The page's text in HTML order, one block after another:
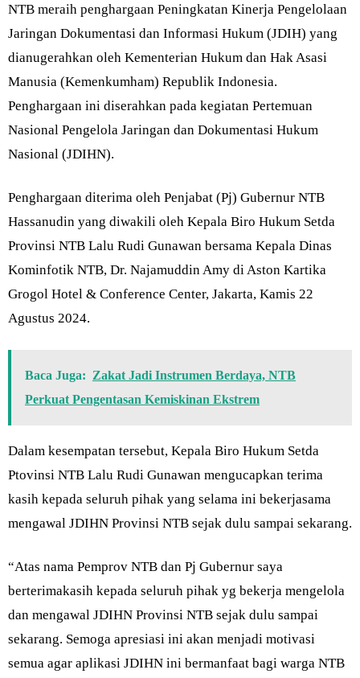
NTB meraih penghargaan Peningkatan Kinerja Pengelolaan
Jaringan Dokumentasi dan Informasi Hukum (JDIH) yang
dianugerahkan oleh Kementerian Hukum dan Hak Asasi
Manusia (Kemenkumham) Republik Indonesia.
Penghargaan ini diserahkan pada kegiatan Pertemuan
Nasional Pengelola Jaringan dan Dokumentasi Hukum
Nasional (JDIHN).
Penghargaan diterima oleh Penjabat (Pj) Gubernur NTB
Hassanudin yang diwakili oleh Kepala Biro Hukum Setda
Provinsi NTB Lalu Rudi Gunawan bersama Kepala Dinas
Kominfotik NTB, Dr. Najamuddin Amy di Aston Kartika
Grogol Hotel & Conference Center, Jakarta, Kamis 22
Agustus 2024.
Baca Juga: Zakat Jadi Instrumen Berdaya, NTB
Perkuat Pengentasan Kemiskinan Ekstrem
Dalam kesempatan tersebut, Kepala Biro Hukum Setda
Ptovinsi NTB Lalu Rudi Gunawan mengucapkan terima
kasih kepada seluruh pihak yang selama ini bekerjasama
mengawal JDIHN Provinsi NTB sejak dulu sampai sekarang.
“Atas nama Pemprov NTB dan Pj Gubernur saya
berterimakasih kepada seluruh pihak yg bekerja mengelola
dan mengawal JDIHN Provinsi NTB sejak dulu sampai
sekarang. Semoga apresiasi ini akan menjadi motivasi
semua agar aplikasi JDIHN ini bermanfaat bagi warga NTB